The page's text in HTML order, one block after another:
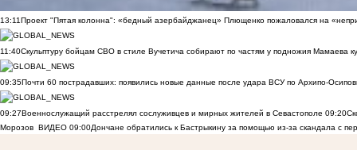
13:11Проект "Пятая колонна": «бедный азербайджанец» Плющенко пожаловался на
11:40Скульптуру бойцам СВО в стиле Вучетича собирают по частям у подножия Мамаева
09:35Почти 60 пострадавших: появились новые данные после удара ВСУ по Архипо-
09:27Военнослужащий расстрелял сослуживцев и мирных жителей в Севастополе 09:20
Морозов ВИДЕО 09:00Дончане обратились к Бастрыкину за помощью из-за скандала с